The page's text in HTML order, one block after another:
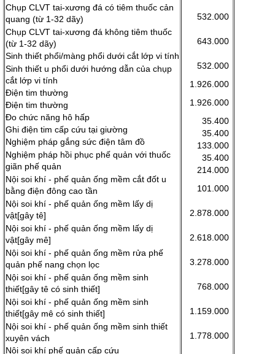
Chụp CLVT tai-xương đá có tiêm thuốc cản
quang (từ 1-32 dãy)
Chụp CLVT tai-xương đá không tiêm thuốc
(từ 1-32 dãy)
Sinh thiết phổi/màng phổi dưới cắt lớp vi tính
Sinh thiết u phổi dưới hướng dẫn của chụp
cắt lớp vi tính
Điện tim thường
Điện tim thường
Đo chức năng hô hấp
Ghi điện tim cấp cứu tại giường
Nghiệm pháp gắng sức điện tâm đồ
Nghiệm pháp hồi phục phế quản với thuốc
giãn phế quản
Nội soi khí - phế quản ống mềm cắt đốt u
bằng điện đông cao tần
Nội soi khí - phế quản ống mềm lấy dị
vật[gây tê]
Nội soi khí - phế quản ống mềm lấy dị
vật[gây mê]
Nội soi khí - phế quản ống mềm rửa phế
quản phế nang chọn lọc
Nội soi khí - phế quản ống mềm sinh
thiết[gây tê có sinh thiết]
Nội soi khí - phế quản ống mềm sinh
thiết[gây mê có sinh thiết]
Nội soi khí - phế quản ống mềm sinh thiết
xuyên vách
Nội soi khí phế quản cấp cứu
532.000
643.000
532.000
1.926.000
1.926.000
35.400
35.400
133.000
35.400
214.000
101.000
2.878.000
2.618.000
3.278.000
768.000
1.159.000
1.778.000